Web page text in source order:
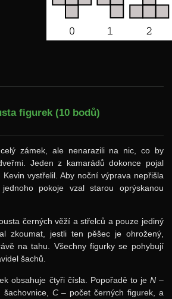
figurek (10 bodů)
zámek, ale nenarazili na nic, co by
Jeden z kamarádů dokonce pojal
vystřelil. Aby noční výprava nepřišla
pokoje vzal starou oprýskanou
černých věží a střelců a pouze jediný
zkoumat, jestli ten pěšec je ohrožený,
na tahu. Všechny figurky se pohybují
šachů.
obsahuje čtyři čísla. Popořadě to je N–
C– počet černých figurek, a